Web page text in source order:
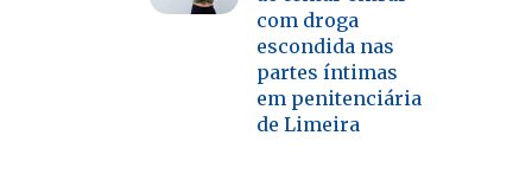
com droga
escondida nas
partes íntimas
em penitenciária
de Limeira